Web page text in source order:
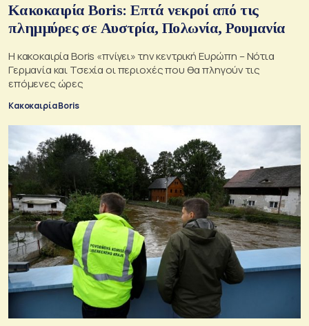
Κακοκαιρία Boris: Επτά νεκροί από τις
πλημμύρες σε Αυστρία, Πολωνία, Ρουμανία
Η κακοκαιρία Boris «πνίγει» την κεντρική Ευρώπη – Νότια
Γερμανία και Τσεχία οι περιοχές που θα πληγούν τις
επόμενες ώρες
Κακοκαιρία Boris